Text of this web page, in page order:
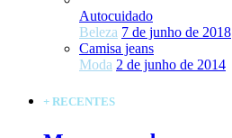
Autocuidado
Beleza 7 de junho de 2018
Camisa jeans
Moda 2 de junho de 2014
+ RECENTES